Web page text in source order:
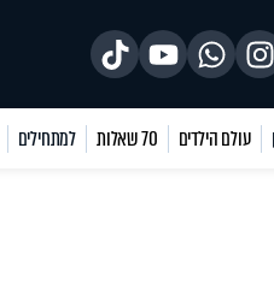
עולם הילדים 70 שאלות למתחילים